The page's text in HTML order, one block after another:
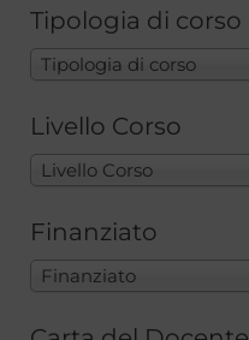
Tipologia di corso
Tipologia di corso
Livello Corso
Livello Corso
Finanziato
Finanziato